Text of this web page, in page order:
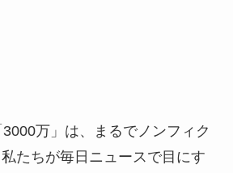
万」は、まるでノンフィク
たちが毎日ニュースで目にす